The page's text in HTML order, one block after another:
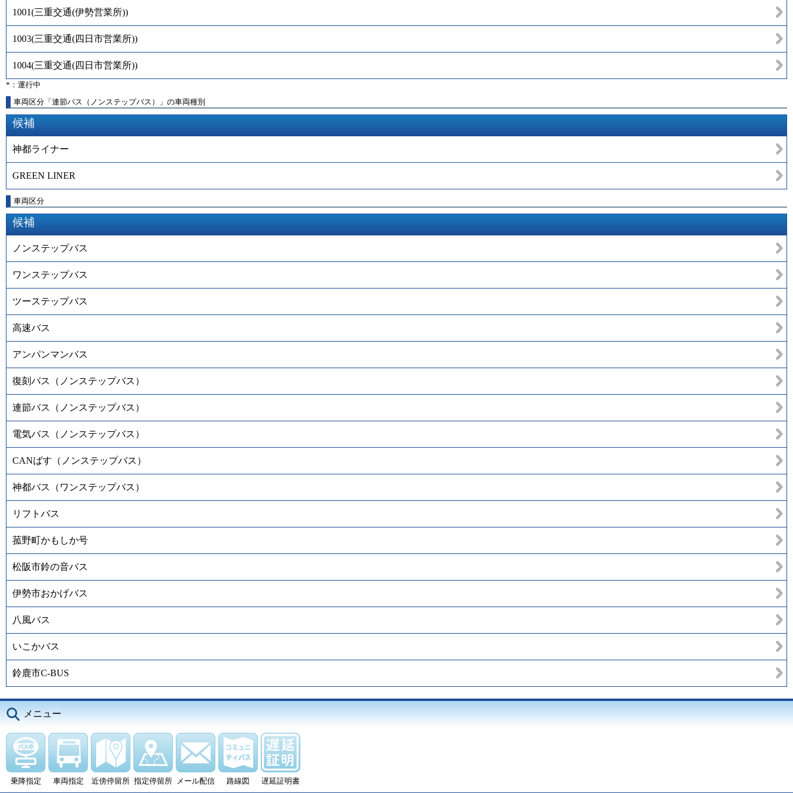
1001(三重交通(伊勢営業所))
1003(三重交通(四日市営業所))
1004(三重交通(四日市営業所))
*：運行中
車両区分「連節バス（ノンステップバス）」の車両種別
候補
神都ライナー
GREEN LINER
車両区分
候補
ノンステップバス
ワンステップバス
ツーステップバス
高速バス
アンパンマンバス
復刻バス（ノンステップバス）
連節バス（ノンステップバス）
電気バス（ノンステップバス）
CANばす（ノンステップバス）
神都バス（ワンステップバス）
リフトバス
菰野町かもしか号
松阪市鈴の音バス
伊勢市おかげバス
八風バス
いこかバス
鈴鹿市C-BUS
メニュー
乗降指定 車両指定 近傍停留所 指定停留所 メール配信 路線図 遅延証明書